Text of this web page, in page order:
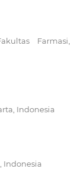
Farmasi,
Indonesia
Indonesia